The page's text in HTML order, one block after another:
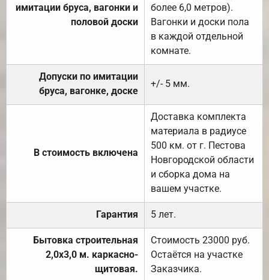
имитации бруса, вагонки и
половой доски
более 6,0 метров).
Вагонки и доски пола
в каждой отдельной
комнате.
Допуски по имитации
бруса, вагонке, доске
+/- 5 мм.
В стоимость включена
Доставка комплекта
материала в радиусе
500 км. от г. Пестова
Новгородской области
и сборка дома на
вашем участке.
Гарантия 5 лет.
Бытовка строительная
2,0х3,0 м. каркасно-
щитовая.
Стоимость 23000 руб.
Остаётся на участке
Заказчика.